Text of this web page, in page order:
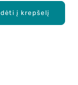
į krepšelį